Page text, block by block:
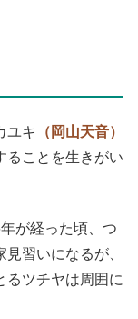
ユキ
（岡山天音）
ることを生きがい
が経った頃、つ
習いになるが、
るツチヤは周囲に